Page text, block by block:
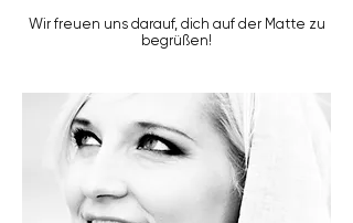
Wir freuen uns darauf, dich auf der Matte zu
begrüßen!